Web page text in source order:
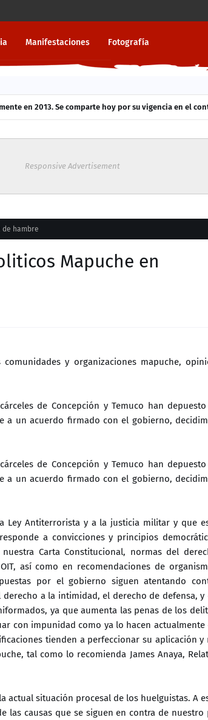
Manifestaciones Fotografía
en 2013. Se comparte hoy por su vigencia en el
Responsive Advertisement
de hambre
Mapuche en
y organizaciones mapuche,
de Concepción y Temuco han
a un acuerdo firmado con el gobierno,
de Concepción y Temuco han
a un acuerdo firmado con el gobierno,
Ley Antiterrorista y a la justicia militar y que
a convicciones y principios
Carta Constitucional, normas del
así como en recomendaciones de
por el gobierno siguen atentando
a la intimidad, el derecho de defensa, y
ya que aumenta las penas de los
con impunidad como ya lo hacen actualmente
tienden a perfeccionar su aplicación y
tal como lo recomienda James Anaya,
actual situación procesal de los huelguistas. A
las causas que se siguen en contra de nuestro